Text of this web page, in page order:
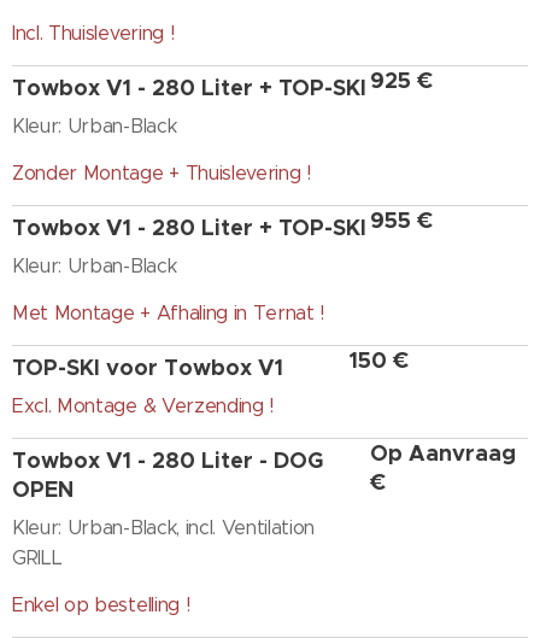
Incl. Thuislevering !
Towbox V1 - 280 Liter + TOP-SKI
Kleur: Urban-Black
Zonder Montage + Thuislevering !
925 €
Towbox V1 - 280 Liter + TOP-SKI
Kleur: Urban-Black
Met Montage + Afhaling in Ternat !
955 €
TOP-SKI voor Towbox V1
Excl. Montage & Verzending !
150 €
Towbox V1 - 280 Liter - DOG
OPEN
Kleur: Urban-Black, incl. Ventilation
GRILL
Enkel op bestelling !
Op Aanvraag
€